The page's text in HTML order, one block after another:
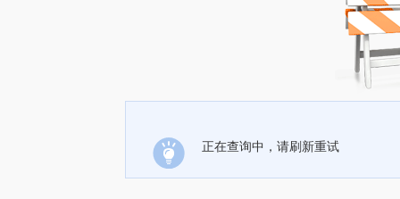
正在查询中，请刷新重试